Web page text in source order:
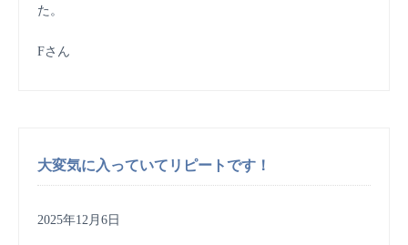
た。
Fさん
大変気に入っていてリピートです！
2025年12月6日